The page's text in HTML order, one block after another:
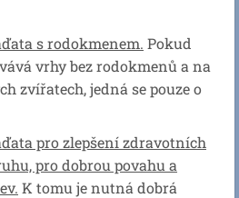
s rodokmenem. Pokud
vrhy bez rodokmenů a na
zvířatech, jedná se pouze o
pro zlepšení zdravotních
pro dobrou povahu a
K tomu je nutná dobrá